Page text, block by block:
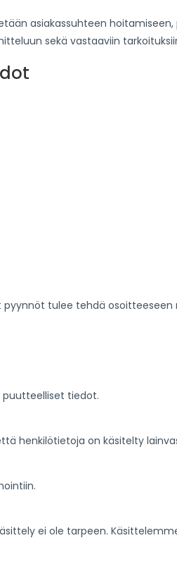
asiakassuhteen
sekä vastaaviin
tulee tehdä osoitteeseen
puutteelliset tiedot.
henkilötietoja on käsitelty
ei ole tarpeen.